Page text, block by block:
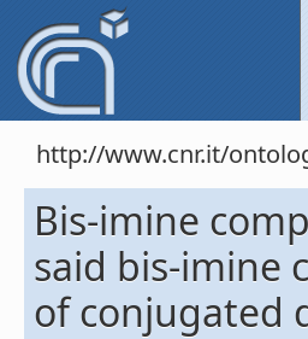
http://www.cnr.it/
Bis-imine
said bis-imine
of conjugated